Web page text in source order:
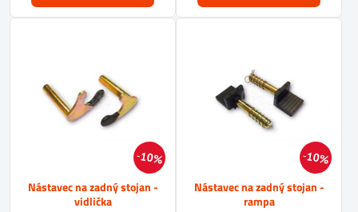
10%
Nástavec na zadný stojan -
vidlička
10%
Nástavec na zadný stojan -
rampa